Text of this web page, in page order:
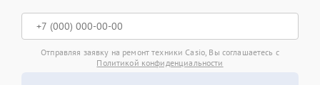
Отправляя заявку на ремонт техники Casio, Вы соглашаетесь с
Политикой конфиденциальности